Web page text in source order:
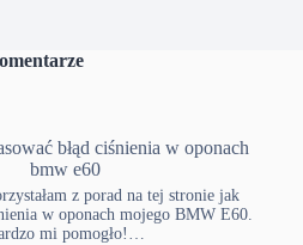
błąd ciśnienia w oponach
bmw e60
z porad na tej stronie jak
w oponach mojego BMW E60.
mi pomogło!…